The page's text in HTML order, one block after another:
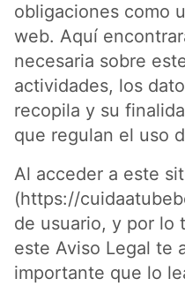
obligaciones como
web. Aquí
necesaria sobre
actividades, los
recopila y su
que regulan el uso
Al acceder a este
(https://
de usuario, y por lo
este Aviso Legal te
importante que lo